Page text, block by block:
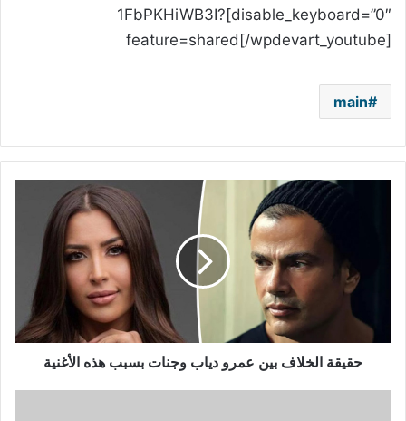
disable_keyboard=”0″]1FbPKHiWB3I?
feature=shared[/wpdevart_youtube]
main
الأغنية
حقيقة الخلاف بين عمرو دياب وجنات بسبب هذه الأغنية